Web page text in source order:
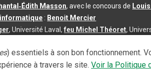
Masson, avec le concours de
: Benoit Mercier
, Université Laval,feu Michel Théoret,
mise à jour du contenu :2026-08-03
) essentiels à son bon fonctionnement.
à travers le site. Voir la Politique